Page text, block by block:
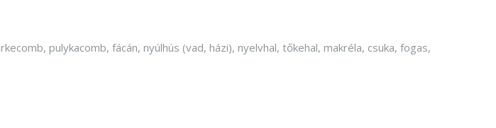
pulykacomb, fácán, nyúlhús (vad, házi), nyelvhal, tőkehal, makréla, csuka, fogas,